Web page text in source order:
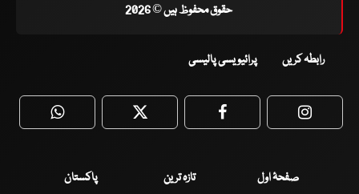
حقوق محفوظ ہیں © 2026
رابطہ کریں پرائیویسی پالیسی
WhatsApp Twitter Facebook
صفحۂ اول تازہ ترین
پاکستان